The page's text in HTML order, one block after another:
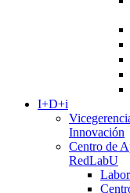
I+D+i
Innovación
Centro de
RedLabU